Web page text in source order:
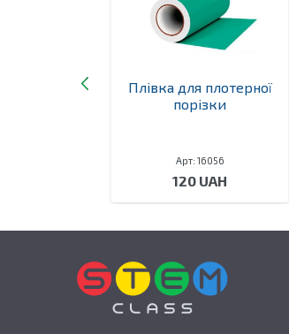
Плівка для плотерної
порізки
Арт: 16056
120 UAH